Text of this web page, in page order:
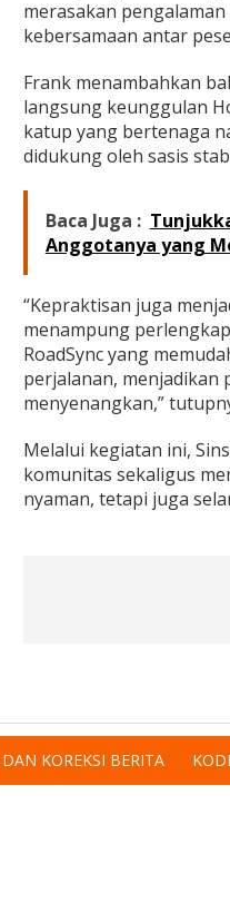
merasakan
kebersamaan antar
Frank menambahkan
langsung keunggulan
katup yang bertenaga
didukung oleh sasis
Baca Juga :
Anggotanya yang
“Kepraktisan juga
menampung
RoadSync yang
perjalanan, menjadikan
menyenangkan,”
Melalui kegiatan ini,
komunitas sekaligus
nyaman, tetapi juga
KOREKSI BERITA